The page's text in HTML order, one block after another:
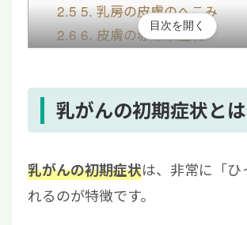
2.55. 乳房の皮膚のへこみ
2.66. 皮膚の赤みや腫れ
2.99. 乳房の持続的な痛み
2.1010. 皮膚のただれや潰瘍
2.1212. 乳房のむくみや熱感
3すぐ受診すべき症状の特徴
目次を開く
乳がんの初期症状とは
乳がんの初期症状は、非常に「
れるのが特徴です。